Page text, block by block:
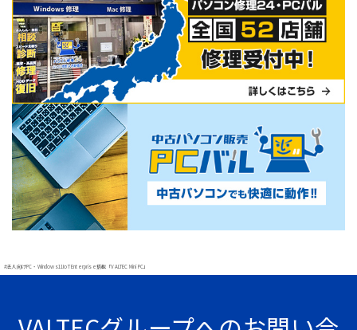
#法人向けPC・Windows11IoT Enterprise搭載「VALTEC Mini PC」